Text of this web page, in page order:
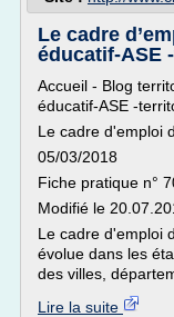
Le cadre
éducatif-ASE
Accueil - Blog
éducatif-ASE -
Le cadre d'emploi
05/03/2018
Fiche pratique n°
Modifié le
Le cadre d'emploi
évolue dans les
des villes,
Lire la suite